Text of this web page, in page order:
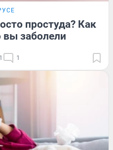
простуда? Как
вы заболели
1